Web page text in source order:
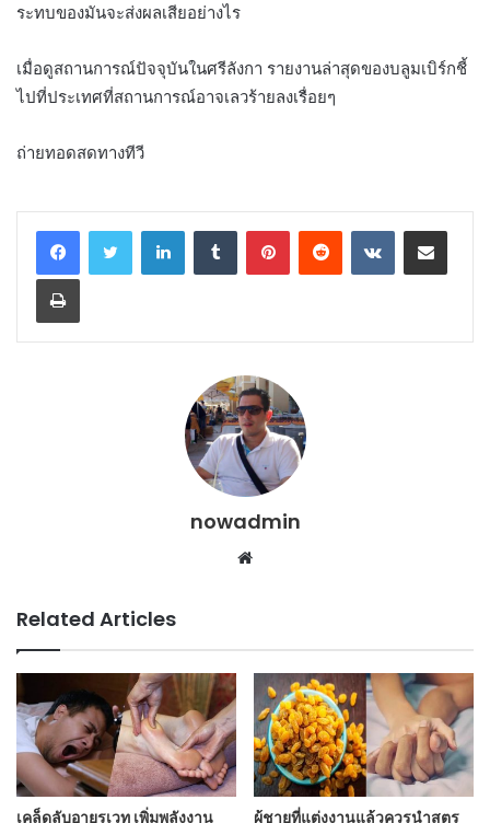
ระทบของมันจะส่งผลเสียอย่างไร
เมื่อดูสถานการณ์ปัจจุบันในศรีลังกา รายงานล่าสุดของบลูมเบิร์กชี้
ไปที่ประเทศที่สถานการณ์อาจเลวร้ายลงเรื่อยๆ
ถ่ายทอดสดทางทีวี
LinkedInTumblr PinterestReddit VKontakteShare via Email
Print
nowadmin
Website
Related Articles
เคล็ดลับอายุรเวท เพิ่มพลังงาน ผู้ชายที่แต่งงานแล้วควรนำสูตร